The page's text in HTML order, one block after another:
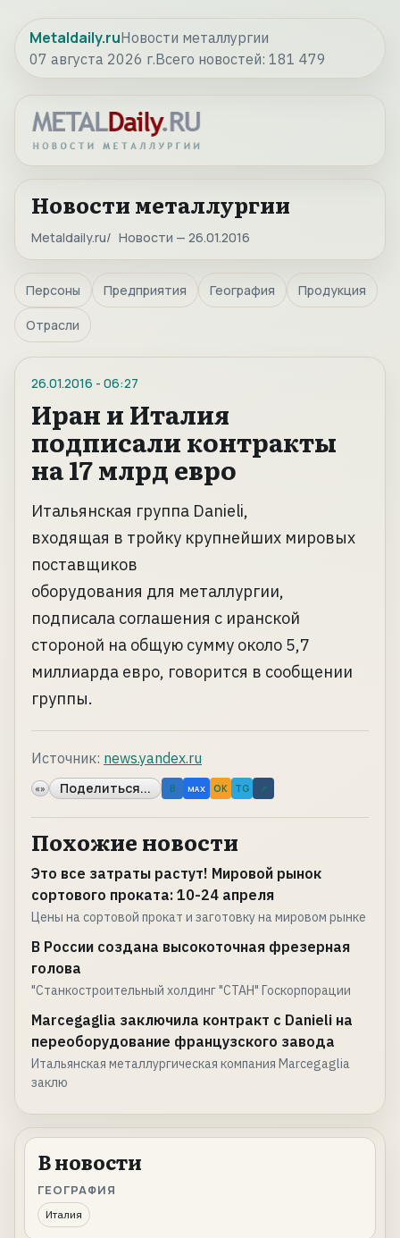
Metaldaily.ruНовости металлургии
07 августа 2026 г.Всего новостей: 181 479
Новости металлургии
Metaldaily.ru Новости — 26.01.2016
Персоны Предприятия География Продукция
Отрасли
26.01.2016 - 06:27
Иран и Италия
подписали контракты
на 17 млрд евро
Итальянская группа Danieli,
входящая в тройку крупнейших мировых
поставщиков
оборудования для металлургии,
подписала соглашения с иранской
стороной на общую сумму около 5,7
миллиарда евро, говорится в сообщении
группы.
Источник: news.yandex.ru
«» Поделиться... B MAX OK TG ↗
Похожие новости
Это все затраты растут! Мировой рынок
сортового проката: 10-24 апреля
Цены на сортовой прокат и заготовку на мировом рынке
В России создана высокоточная фрезерная
голова
"Станкостроительный холдинг "СТАН" Госкорпорации
Marcegaglia заключила контракт с Danieli на
переоборудование французского завода
Итальянская металлургическая компания Marcegaglia
заклю
В новости
ГЕОГРАФИЯ
Италия